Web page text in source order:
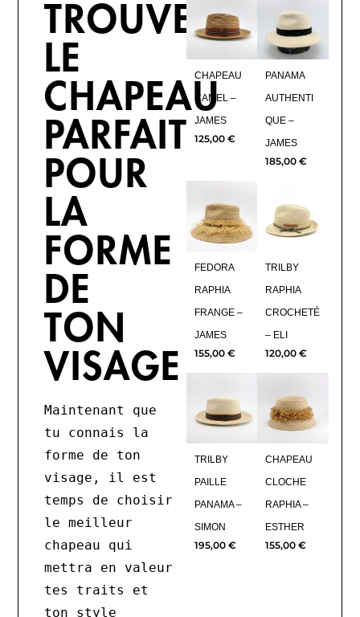
TROUVE
LE
CHAPEAU
PARFAIT
POUR
LA
FORME
DE
TON
VISAGE
Maintenant que
tu connais la
forme de ton
visage, il est
temps de choisir
le meilleur
chapeau qui
mettra en valeur
tes traits et
ton style
CHAPEAU
CAMEL –
JAMES
125,00€
PANAMA
AUTHENTI
QUE –
JAMES
185,00€
FEDORA
RAPHIA
FRANGE –
JAMES
155,00€
TRILBY
RAPHIA
CROCHETÉ
– ELI
120,00€
TRILBY
PAILLE
PANAMA –
SIMON
195,00€
CHAPEAU
CLOCHE
RAPHIA –
ESTHER
155,00€